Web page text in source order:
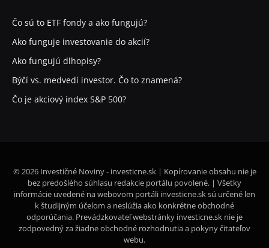
Čo sú to ETF fondy a ako fungujú?
Ako funguje investovanie do akcií?
Ako fungujú dlhopisy?
Býčí vs. medvedí investor. Čo to znamená?
Čo je akciový index S&P 500?
© 2026 Investičné Noviny - investicne.sk | Kopírovanie obsahu nie je
bez predošlého súhlasu redakcie portálu povolené. | Všetky
informácie uvedené na webovom portáli investicne.sk sú určené len
k študijným účelom a neslúžia ako konkrétne obchodné
odporúčania. Prevádzkovateľ webstránky investicne.sk nie je
zodpovedný za žiadne obchodné rozhodnutia a pokyny čitateľov
webu.